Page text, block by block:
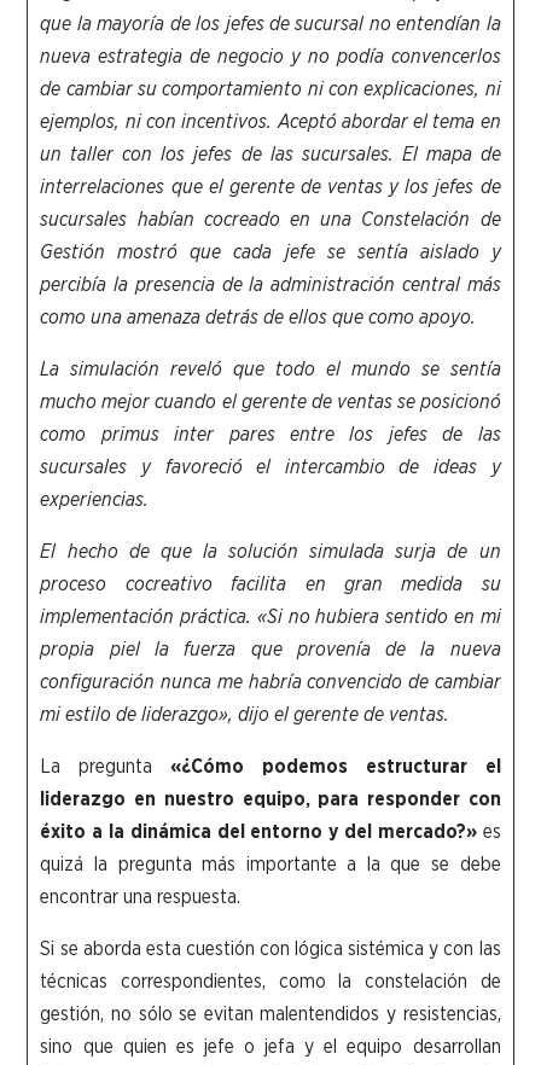
que la mayoría de los jefes de sucursal no entendían la
nueva estrategia de negocio y no podía convencerlos
de cambiar su comportamiento ni con explicaciones, ni
ejemplos, ni conincentivos. Aceptó abordar el tema en
un taller con los jefes de las sucursales. El mapa de
interrelaciones que el gerente de ventas ylos jefes de
sucursales habían cocreado en una Constelación de
Gestiónmostró que cada jefe se sentía aislado y
percibía la presencia de la administración central más
como una amenaza detrás de ellosque como apoyo.
La simulación reveló que todo el mundo se sentía
mucho mejor cuando el gerente de ventas se posicionó
como
primus inter paresentre los jefes de las
sucursales y favoreció el intercambio de ideas y
experiencias.
El hecho de que la solución simulada surja de un
proceso cocreativo facilita en gran medida su
implementaciónpráctica. «Si no hubiera sentido en mi
propia piel la fuerza que provenía de la nueva
configuración nunca me habría convencido de cambiar
mi estilo de liderazgo», dijo el gerente de ventas.
La pregunta«¿Cómo podemos estructurar el
liderazgo en nuestro equipo, para responder con
éxito a la dinámica del entorno y del mercado?» es
quizá la pregunta más importante a la que se debe
encontrar una respuesta.
Si se aborda esta cuestión con lógica sistémica y con las
técnicas correspondientes, como la constelación de
gestión, no sólo se evitan malentendidos y resistencias,
sino que quien es jefe o jefa y el equipo desarrollan